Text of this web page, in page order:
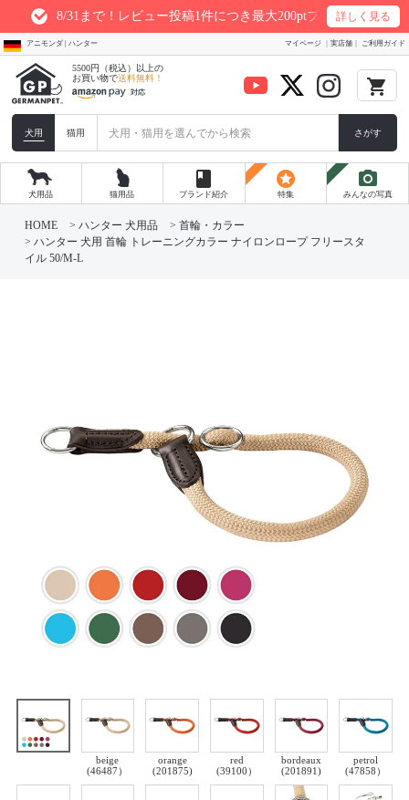
で！レビュー投稿1件につき最大200ptプレゼント 詳しく見る
アニモンダ | ハンター マイページ 実店舗 ご利用ガイド
5500円（税込）以上の
お買い物で送料無料！ local_grocery_store
犬用 猫用 さがす
犬用品 猫用品
book
ブランド紹介
stars
特集
photo_camera
みんなの写真
HOME ハンター 犬用品
首輪・カラー
ハンター 犬用 首輪 トレーニングカラー ナイロンロープ フリースタ
イル 50/M-L
beige
(46487）
orange
(201875)
red
(39100）
bordeaux
(201891)
petrol
(47858）